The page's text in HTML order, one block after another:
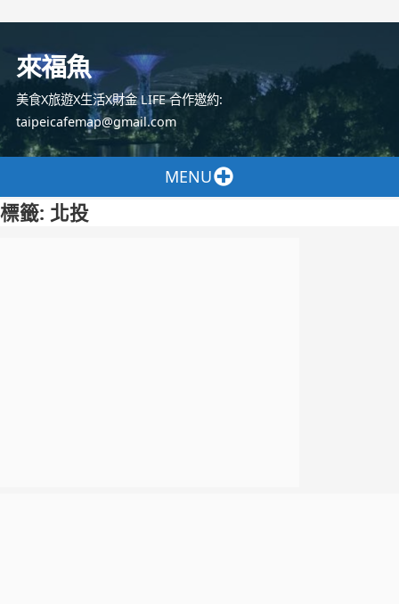
容
來福魚
美食X旅遊X生活X財金 LIFE 合作邀約:
taipeicafemap@gmail.com
MENU
標籤: 北投